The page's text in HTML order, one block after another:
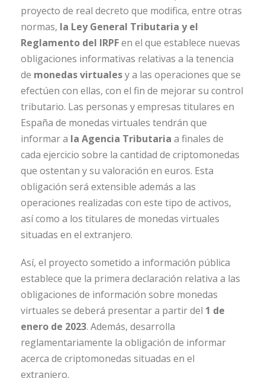
proyecto de real decreto que modifica, entre otras
normas, la Ley General Tributaria y el
Reglamento del IRPFen el que establece nuevas
obligaciones informativas relativas a la tenencia
de monedas virtualesy a las operaciones que se
efectúen con ellas, con el fin de mejorar su control
tributario. Las personas y empresas titulares en
España de monedas virtuales tendrán que
informar a la Agencia Tributaria a finales de
cada ejercicio sobre la cantidad de criptomonedas
que ostentan y su valoración en euros. Esta
obligación será extensible además a las
operaciones realizadas con este tipo de activos,
así como a los titulares de monedas virtuales
situadas en el extranjero.
Así, el proyecto sometido a información pública
establece que la primera declaración relativa a las
obligaciones de información sobre monedas
virtuales se deberá presentar a partir del 1 de
enero de 2023. Además, desarrolla
reglamentariamente la obligación de informar
acerca de criptomonedas situadas en el
extranjero.